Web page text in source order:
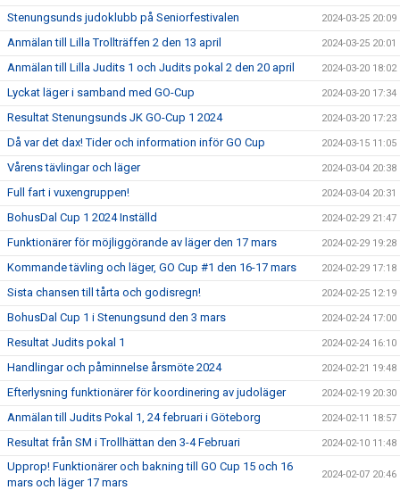
Stenungsunds judoklubb på Seniorfestivalen 2024-03-25 20:09
Anmälan till Lilla Trollträffen 2 den 13 april 2024-03-25 20:01
Anmälan till Lilla Judits 1 och Judits pokal 2 den 20 april 2024-03-20 18:02
Lyckat läger i samband med GO-Cup 2024-03-20 17:34
Resultat Stenungsunds JK GO-Cup 1 2024 2024-03-20 17:23
Då var det dax! Tider och information inför GO Cup 2024-03-15 11:05
Vårens tävlingar och läger 2024-03-04 20:38
Full fart i vuxengruppen! 2024-03-04 20:31
BohusDal Cup 1 2024 Inställd 2024-02-29 21:47
Funktionärer för möjliggörande av läger den 17 mars 2024-02-29 19:28
Kommande tävling och läger, GO Cup #1 den 16-17 mars 2024-02-29 17:18
Sista chansen till tårta och godisregn! 2024-02-25 12:19
BohusDal Cup 1 i Stenungsund den 3 mars 2024-02-24 17:00
Resultat Judits pokal 1 2024-02-24 16:10
Handlingar och påminnelse årsmöte 2024 2024-02-21 19:48
Efterlysning funktionärer för koordinering av judoläger 2024-02-19 20:30
Anmälan till Judits Pokal 1, 24 februari i Göteborg 2024-02-11 18:57
Resultat från SM i Trollhättan den 3-4 Februari 2024-02-10 11:48
Upprop! Funktionärer och bakning till GO Cup 15 och 16
mars och läger 17 mars
2024-02-07 20:46